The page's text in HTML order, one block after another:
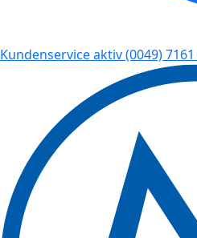
Kundenservice aktiv(0049)